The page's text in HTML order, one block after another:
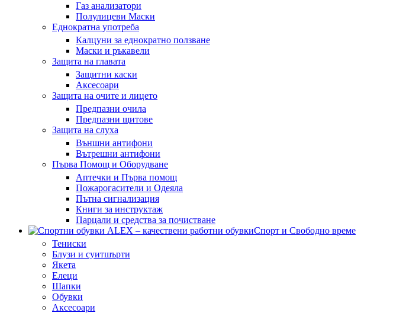
Газ анализатори
Полулицеви Маски
Еднократна употреба
Калцуни за еднократно ползване
Маски и ръкавели
Защита на главата
Защитни каски
Аксесоари
Защита на очите и лицето
Предпазни очила
Предпазни щитове
Защита на слуха
Външни антифони
Вътрешни антифони
Първа Помощ и Оборудване
Аптечки и Първа помощ
Пожарогасители и Одеяла
Пътна сигнализация
Книги за инструктаж
Парцали и средства за почистване
Спорт и Свободно време
Тениски
Блузи и суитшърти
Якета
Елеци
Шапки
Обувки
Аксесоари